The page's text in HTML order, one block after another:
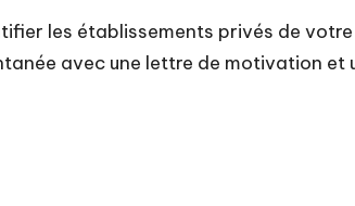
les établissements privés de
avec une lettre de motivation et